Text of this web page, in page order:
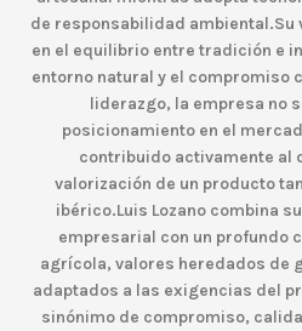
de responsabilidad ambiental.Su
en el equilibrio entre tradición e
entorno natural y el compromiso
liderazgo, la empresa no
posicionamiento en el
contribuido activamente al
valorización de un producto
ibérico.Luis Lozano combina
empresarial con un profundo
agrícola, valores heredados de
adaptados a las exigencias del
sinónimo de compromiso,